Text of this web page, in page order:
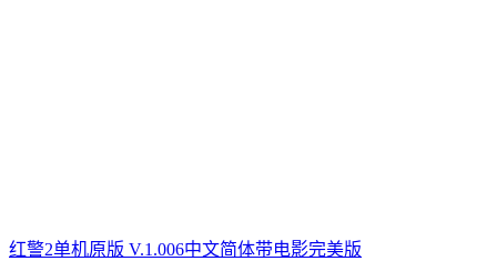
红警2单机原版 V.1.006中文简体带电影完美版